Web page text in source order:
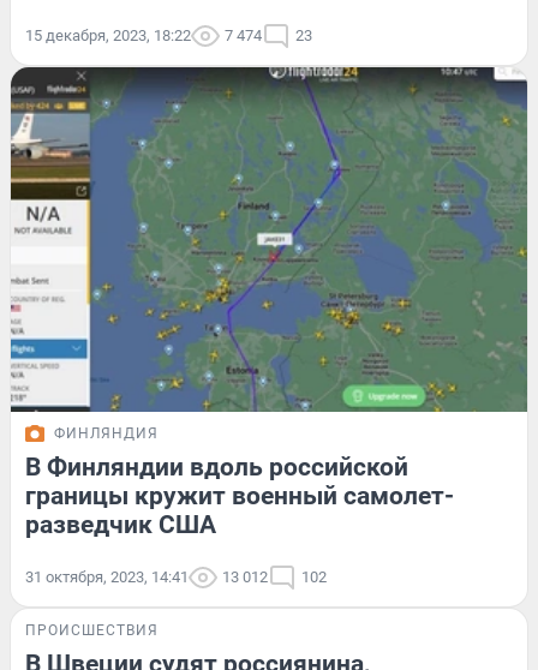
15 декабря, 2023, 18:22 7 474 23
ФИНЛЯНДИЯ
В Финляндии вдоль российской
границы кружит военный самолет-
разведчик США
31 октября, 2023, 14:41 13 012 102
ПРОИСШЕСТВИЯ
В Швеции судят россиянина,